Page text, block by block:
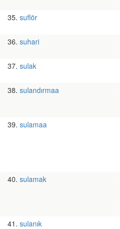
35 suflör
36 suhari
37 sulak
38 sulandırmaa
39 sulamaa
40 sulamak
41 sulanık